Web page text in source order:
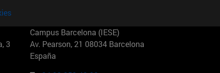
3
Campus Barcelona (IESE)
Av. Pearson, 21 08034 Barcelona
España